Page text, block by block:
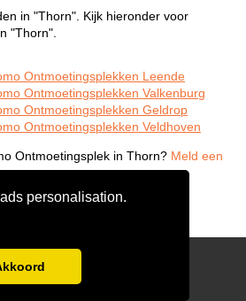
personalisation.
in "Thorn". Kijk hieronder voor
"Thorn".
Ontmoetingsplekken Leende
Ontmoetingsplekken Valkenburg
Ontmoetingsplekken Geldrop
Ontmoetingsplekken Veldhoven
Ontmoetingsplek in Thorn? Meld een